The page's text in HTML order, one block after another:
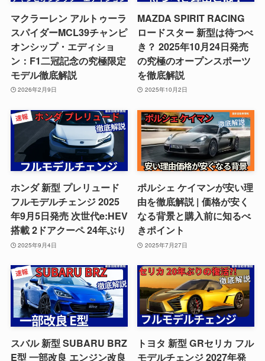
マクラーレン アルトゥーラ
スパイダーMCL39チャンピ
オンシップ・エディショ
ン：F1二冠記念の究極限定
モデル徹底解説
2026年2月9日
MAZDA SPIRIT RACING
ロードスター 新型は待つべ
き？ 2025年10月24日発売
の究極のオープンスポーツ
を徹底解説
2025年10月2日
ホンダ 新型 プレリュード
フルモデルチェンジ 2025
年9月5日発売 次世代e:HEV
搭載 2ドアクーペ 24年ぶり
2025年9月4日
ポルシェ ケイマンが安い理
由を徹底解説 | 価格が安く
なる背景と購入前に知るべ
きポイント
2025年7月27日
スバル 新型 SUBARU BRZ
E型 一部改良 エンジン改良
トヨタ 新型 GRセリカ フル
モデルチェンジ 2027年発